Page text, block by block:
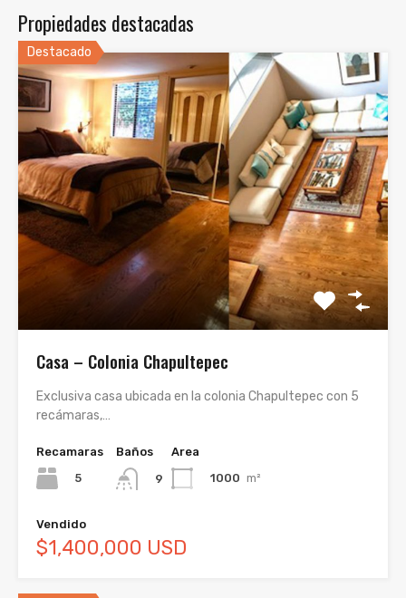
Propiedades destacadas
Destacado
Casa – Colonia Chapultepec
Exclusiva casa ubicada en la colonia Chapultepec con 5
recámaras,…
Recamaras
5
Baños
9
Area
1000 m²
Vendido
$1,400,000 USD